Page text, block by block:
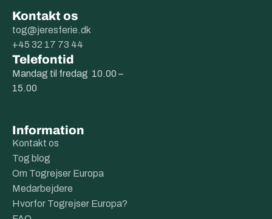
Kontakt os
tog@jeresferie.dk
+45 32 17 73 44
Telefontid
Mandag til fredag 10.00 –
15.00
Information
Kontakt os
Tog blog
Om Togrejser Europa
Medarbejdere
Hvorfor Togrejser Europa?